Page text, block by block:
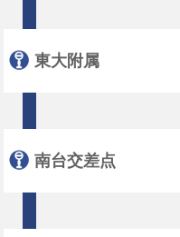
東大附属
南台交差点